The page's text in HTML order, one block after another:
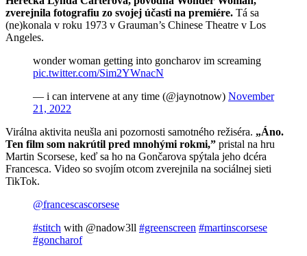
zverejnila fotografiu zo svojej účasti na premiére. Tá sa
(ne)konala v roku 1973 v Grauman’s Chinese Theatre v Los
Angeles.
wonder woman getting into goncharov im screaming
pic.twitter.com/Sim2YWnacN
— i can intervene at any time (@jaynotnow) November
21, 2022
Virálna aktivita neušla ani pozornosti samotného režiséra. „Áno.
Ten film som nakrútil pred mnohými rokmi,” pristal na hru
Martin Scorsese, keď sa ho na Gončarova spýtala jeho dcéra
Francesca. Video so svojím otcom zverejnila na sociálnej sieti
TikTok.
@francescascorsese
#stitch with @nadow3ll #greenscreen #martinscorsese
#goncharof